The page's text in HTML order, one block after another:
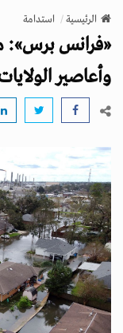
v
g
a
n
الرئيسية استدامة
وأعاصير